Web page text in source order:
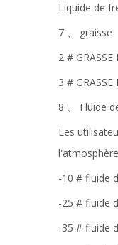
Liquide de
7 、 graisse
2 #
3 #
8 、 Fluide
Les
-10 # fluide
-25 # fluide
-35 # fluide